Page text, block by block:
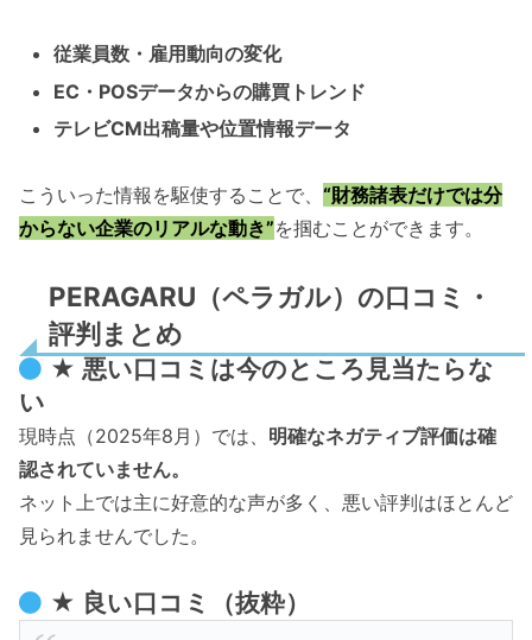
従業員数・雇用動向の変化
EC・POSデータからの購買トレンド
テレビCM出稿量や位置情報データ
こういった情報を駆使することで、 “財務諸表だけでは分
からない企業のリアルな動き”を掴むことができます。
PERAGARU（ペラガル）の口コミ・
評判まとめ
★ 悪い口コミは今のところ見当たらな
い
現時点（2025年8月）では、 明確なネガティブ評価は確
認されていません。
ネット上では主に好意的な声が多く、悪い評判はほとんど
見られませんでした。
★ 良い口コミ（抜粋）